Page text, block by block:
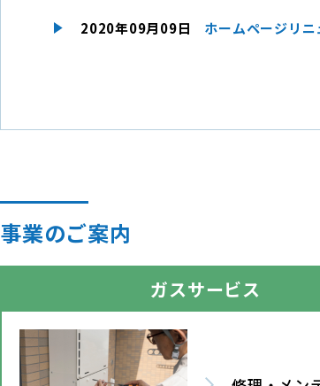
2020年09月09日 ホームページリ
事業のご案内
ガスサービス